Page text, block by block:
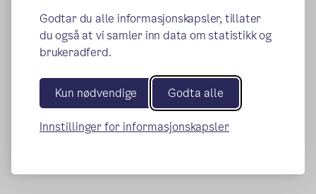
Godtar du alle informasjonskapsler, tillater
du også at vi samler inn data om statistikk og
brukeradferd.
Kun nødvendige Godta alle
Innstillinger for informasjonskapsler
Skolene kan fortsatt lage egne skoleregler som utfyller
de kommunale skolereglene.
Du finner de kommunale skolereglene i forskrift om